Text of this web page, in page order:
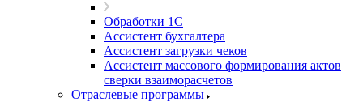
Обработки 1С
Ассистент бухгалтера
Ассистент загрузки чеков
Ассистент массового формирования актов
сверки взаиморасчетов
Отраслевые программы